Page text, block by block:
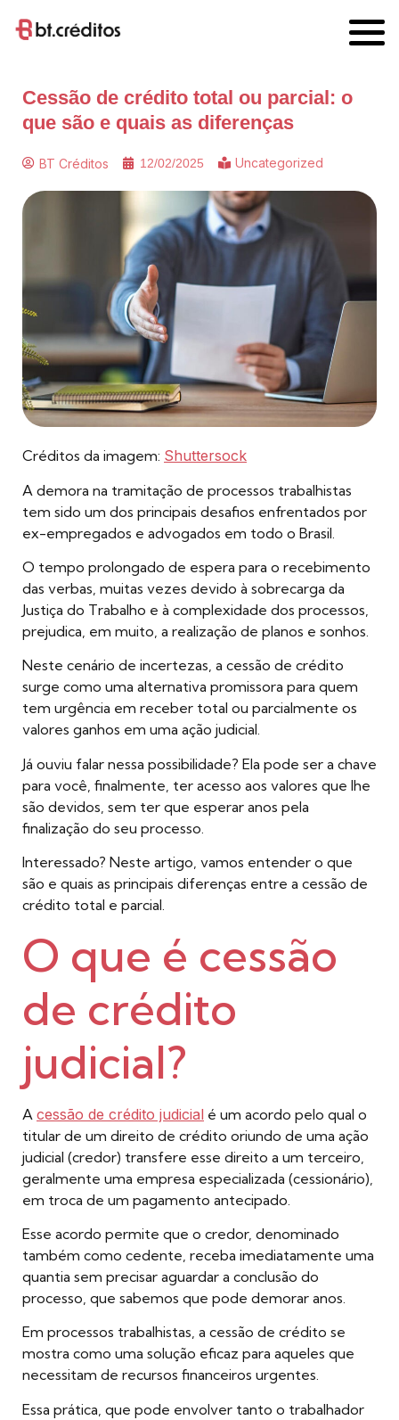
Cessão de crédito total ou parcial: o
que são e quais as diferenças
BT Créditos 12/02/2025 Uncategorized
Créditos da imagem: Shuttersock
A demora na tramitação de processos trabalhistas
tem sido um dos principais desafios enfrentados por
ex-empregados e advogados em todo o Brasil.
O tempo prolongado de espera para o recebimento
das verbas, muitas vezes devido à sobrecarga da
Justiça do Trabalho e à complexidade dos processos,
prejudica, em muito, a realização de planos e sonhos.
Neste cenário de incertezas, a cessão de crédito
surge como uma alternativa promissora para quem
tem urgência em receber total ou parcialmente os
valores ganhos em uma ação judicial.
Já ouviu falar nessa possibilidade? Ela pode ser a chave
para você, finalmente, ter acesso aos valores que lhe
são devidos, sem ter que esperar anos pela
finalização do seu processo.
Interessado? Neste artigo, vamos entender o que
são e quais as principais diferenças entre a cessão de
crédito total e parcial.
O que é cessão
de crédito
judicial?
A cessão de crédito judicial é um acordo pelo qual o
titular de um direito de crédito oriundo de uma ação
judicial (credor) transfere esse direito a um terceiro,
geralmente uma empresa especializada (cessionário),
em troca de um pagamento antecipado.
Esse acordo permite que o credor, denominado
também como cedente, receba imediatamente uma
quantia sem precisar aguardar a conclusão do
processo, que sabemos que pode demorar anos.
Em processos trabalhistas, a cessão de crédito se
mostra como uma solução eficaz para aqueles que
necessitam de recursos financeiros urgentes.
Essa prática, que pode envolver tanto o trabalhador